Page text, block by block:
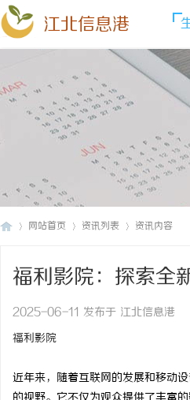
江北信息港
网站首页 资讯列表 资讯内容
福利影院：探索全
2025-06-11 发布于 江北信息港
福利影院
近年来，随着互联网的发展和移动